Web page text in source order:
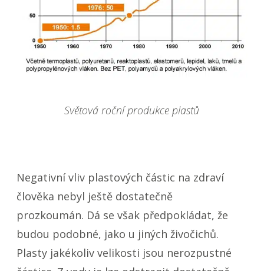
Světová roční produkce plastů
Negativní vliv plastových částic na zdraví
člověka nebyl ještě dostatečně
prozkoumán. Dá se však předpokládat, že
budou podobné, jako u jiných živočichů.
Plasty jakékoliv velikosti jsou nerozpustné